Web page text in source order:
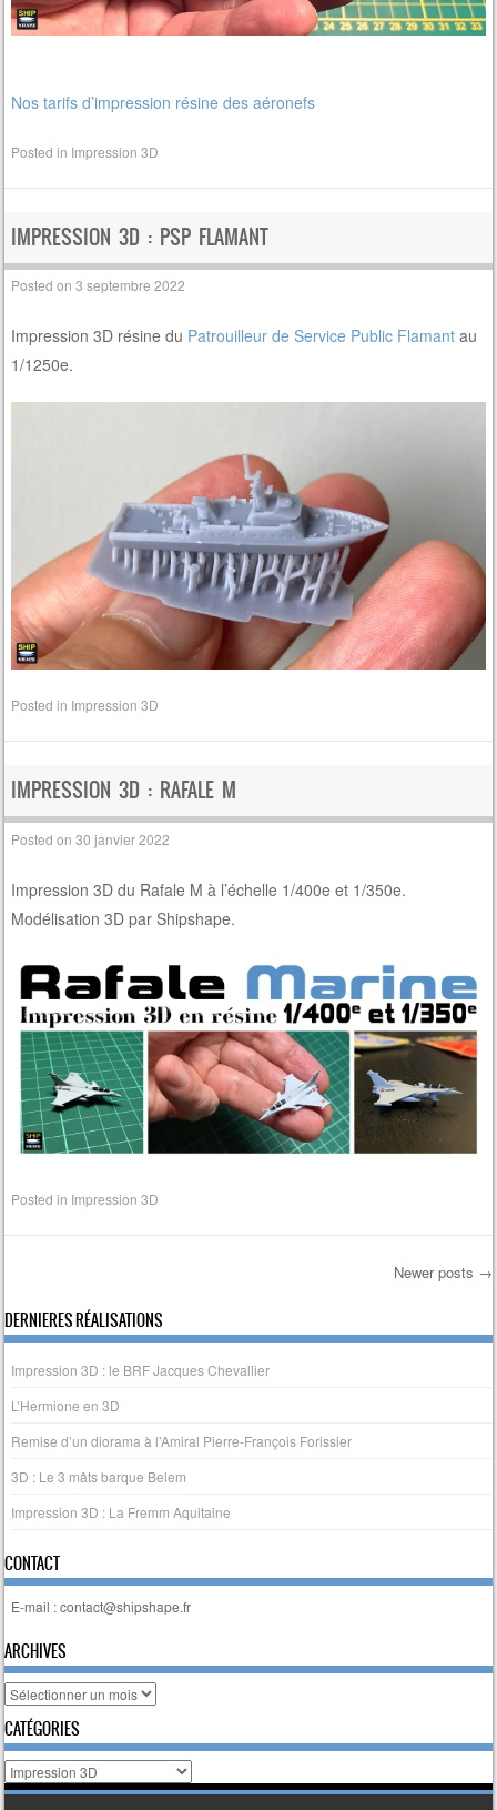
Nos tarifs d’impression résine des aéronefs
Posted in Impression 3D
IMPRESSION 3D : PSP FLAMANT
Posted on3 septembre 2022
Impression 3D résine du Patrouilleur de Service Public Flamant au
1/1250e.
Posted in Impression 3D
IMPRESSION 3D : RAFALE M
Posted on30 janvier 2022
Impression 3D du Rafale M à l’échelle 1/400e et 1/350e.
Modélisation 3D par Shipshape.
Posted in Impression 3D
Post navigation
Newer posts →
DERNIERES RÉALISATIONS
Impression 3D : le BRF Jacques Chevallier
L’Hermione en 3D
Remise d’un diorama à l’Amiral Pierre-François Forissier
3D : Le 3 mâts barque Belem
Impression 3D : La Fremm Aquitaine
CONTACT
E-mail : contact@shipshape.fr
ARCHIVES
Archives
CATÉGORIES
Catégories